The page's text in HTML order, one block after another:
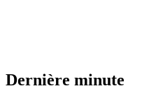
Dernière minute